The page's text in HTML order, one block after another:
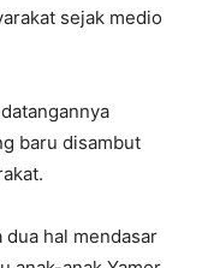
sejak medio
baru disambut
dua hal mendasar